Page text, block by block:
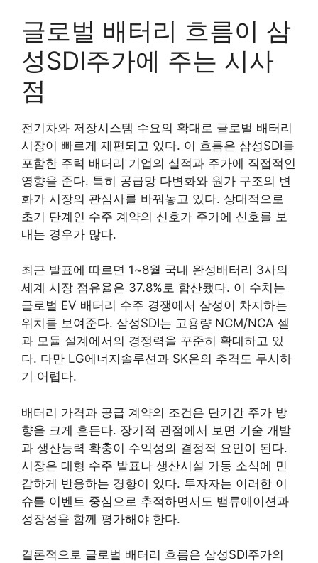
글로벌 배터리 흐름이 삼
성SDI주가에 주는 시사
점
전기차와 저장시스템 수요의 확대로 글로벌 배터리
시장이 빠르게 재편되고 있다. 이 흐름은 삼성SDI를
포함한 주력 배터리 기업의 실적과 주가에 직접적인
영향을 준다. 특히 공급망 다변화와 원가 구조의 변
화가 시장의 관심사를 바꿔놓고 있다. 상대적으로
초기 단계인 수주 계약의 신호가 주가에 신호를 보
내는 경우가 많다.
최근 발표에 따르면 1~8월 국내 완성배터리 3사의
세계 시장 점유율은 37.8%로 합산됐다. 이 수치는
글로벌 EV 배터리 수주 경쟁에서 삼성이 차지하는
위치를 보여준다. 삼성SDI는 고용량 NCM/NCA 셀
과 모듈 설계에서의 경쟁력을 꾸준히 확대하고 있
다. 다만 LG에너지솔루션과 SK온의 추격도 무시하
기 어렵다.
배터리 가격과 공급 계약의 조건은 단기간 주가 방
향을 크게 흔든다. 장기적 관점에서 보면 기술 개발
과 생산능력 확충이 수익성의 결정적 요인이 된다.
시장은 대형 수주 발표나 생산시설 가동 소식에 민
감하게 반응하는 경향이 있다. 투자자는 이러한 이
슈를 이벤트 중심으로 추적하면서도 밸류에이션과
성장성을 함께 평가해야 한다.
결론적으로 글로벌 배터리 흐름은 삼성SDI주가의